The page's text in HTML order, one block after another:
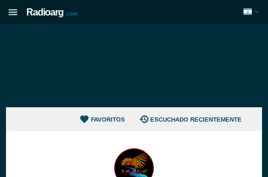
Radioarg .com
FAVORITOS ESCUCHADO RECIENTEMENTE